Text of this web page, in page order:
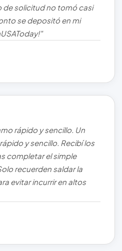
de solicitud no tomó casi
se depositó en mi
rápido y sencillo. Un
y sencillo. Recibí los
completar el simple
recuerden saldar la
evitar incurrir en altos